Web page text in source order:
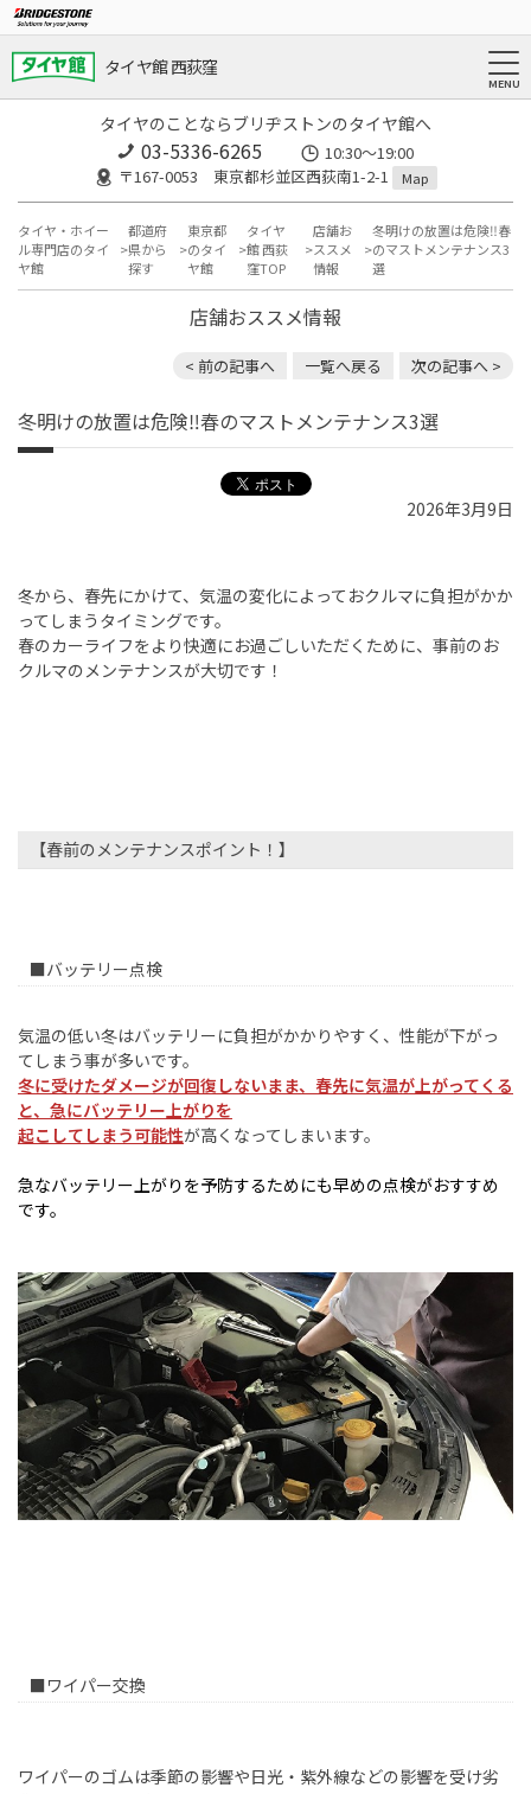
タイヤ館 西荻窪
タイヤのことならブリヂストンのタイヤ館へ
03-5336-6265
10:30～19:00
〒167-0053 東京都杉並区西荻南1-2-1
Map
タイヤ・ホイー
ル専門店のタイ
ヤ館
都道府
県から
探す
東京都
のタイ
ヤ館
タイヤ
館 西荻
窪TOP
店舗お
ススメ
情報
冬明けの放置は危険‼春
のマストメンテナンス3
選
店舗おススメ情報
< 前の記事へ 一覧へ戻る 次の記事へ >
冬明けの放置は危険‼春のマストメンテナンス3選
2026年3月9日
冬から、春先にかけて、気温の変化によっておクルマに負担がかか
ってしまうタイミングです。
春のカーライフをより快適にお過ごしいただくために、事前のお
クルマのメンテナンスが大切です！
【春前のメンテナンスポイント！】
■バッテリー点検
気温の低い冬はバッテリーに負担がかかりやすく、性能が下がっ
てしまう事が多いです。
冬に受けたダメージが回復しないまま、春先に気温が上がってくる
と、急にバッテリー上がりを
起こしてしまう可能性が高くなってしまいます。
急なバッテリー上がりを予防するためにも早めの点検がおすすめ
です。
■ワイパー交換
ワイパーのゴムは季節の影響や日光・紫外線などの影響を受け劣